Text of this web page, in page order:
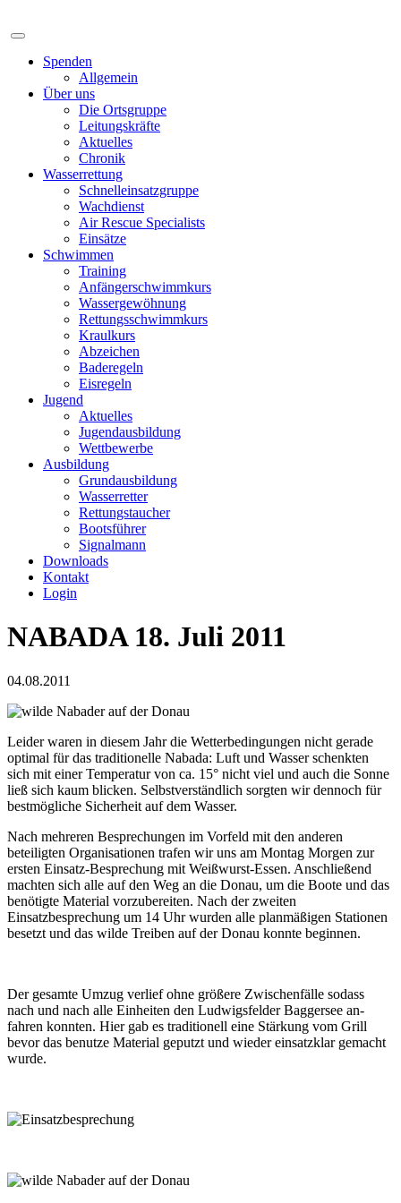
Spenden
Allgemein
Über uns
Die Ortsgruppe
Leitungskräfte
Aktuelles
Chronik
Wasserrettung
Schnelleinsatzgruppe
Wachdienst
Air Rescue Specialists
Einsätze
Schwimmen
Training
Anfängerschwimmkurs
Wassergewöhnung
Rettungsschwimmkurs
Kraulkurs
Abzeichen
Baderegeln
Eisregeln
Jugend
Aktuelles
Jugendausbildung
Wettbewerbe
Ausbildung
Grundausbildung
Wasserretter
Rettungstaucher
Bootsführer
Signalmann
Downloads
Kontakt
Login
NABADA 18. Juli 2011
04.08.2011
Leider waren in diesem Jahr die Wetter­bedingungen nicht gerade
optimal für das tra­ditio­nelle Nabada: Luft und Wasser schenkten
sich mit einer Temperatur von ca. 15° nicht viel und auch die Sonne
ließ sich kaum blicken. Selbstverständlich sorgten wir dennoch für
bestmögliche Sicherheit auf dem Wasser.
Nach mehreren Besprechungen im Vorfeld mit den anderen
beteiligten Organisationen trafen wir uns am Montag Morgen zur
ersten Einsatz-Besprechung mit Weißwurst-Essen. An­schließend
machten sich alle auf den Weg an die Donau, um die Boote und das
benötigte Material vorzubereiten. Nach der zweiten
Einsatzbesprechung um 14 Uhr wurden alle planmäßigen Stationen
besetzt und das wilde Treiben auf der Donau konnte beginnen.
Der gesamte Umzug verlief ohne größere Zwischenfälle sodass
nach und nach alle Ein­heiten den Ludwigsfelder Baggersee an­
fahren konnten. Hier gab es traditionell eine Stärkung vom Grill
bevor das benutze Material geputzt und wieder einsatzklar gemacht
wurde.